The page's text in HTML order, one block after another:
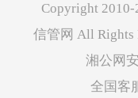
Copyright
信管网 All Rights
湘公网
全国客